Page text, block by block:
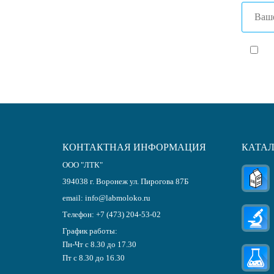
КОНТАКТНАЯ ИНФОРМАЦИЯ
ООО "ЛТК"
394038 г. Воронеж ул. Пирогова 87Б
email: info@labmoloko.ru
Телефон: +7 (473) 204-53-02
График работы:
Пн-Чт с 8.30 до 17.30
Пт с 8.30 до 16.30